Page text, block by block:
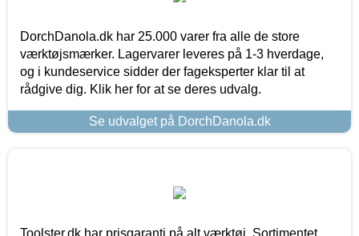
DorchDanola.dk har 25.000 varer fra alle de store
værktøjsmærker. Lagervarer leveres på 1-3 hverdage,
og i kundeservice sidder der fageksperter klar til at
rådgive dig. Klik her for at se deres udvalg.
Se udvalget på DorchDanola.dk
Toolster.dk har prisgaranti på alt værktøj. Sortimentet